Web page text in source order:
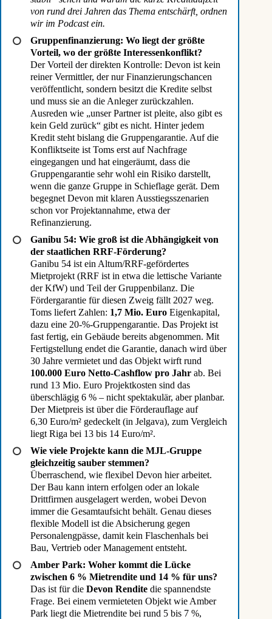
von rund drei Jahren das Thema entschärft, ordnen
wir im Podcast ein.
Gruppenfinanzierung: Wo liegt der größte
Vorteil, wo der größte Interessenkonflikt?
Der Vorteil der direkten Kontrolle: Devon ist kein
reiner Vermittler, der nur Finanzierungschancen
veröffentlicht, sondern besitzt die Kredite selbst
und muss sie an die Anleger zurückzahlen.
Ausreden wie „unser Partner ist pleite, also gibt es
kein Geld zurück“ gibt es nicht. Hinter jedem
Kredit steht bislang die Gruppengarantie. Auf die
Konfliktseite ist Toms erst auf Nachfrage
eingegangen und hat eingeräumt, dass die
Gruppengarantie sehr wohl ein Risiko darstellt,
wenn die ganze Gruppe in Schieflage gerät. Dem
begegnet Devon mit klaren Ausstiegsszenarien
schon vor Projektannahme, etwa der
Refinanzierung.
Ganibu 54: Wie groß ist die Abhängigkeit von
der staatlichen RRF-Förderung?
Ganibu 54 ist ein Altum/RRF-gefördertes
Mietprojekt (RRF ist in etwa die lettische Variante
der KfW) und Teil der Gruppenbilanz. Die
Fördergarantie für diesen Zweig fällt 2027 weg.
Toms liefert Zahlen: 1,7 Mio. Euro Eigenkapital,
dazu eine 20-%-Gruppengarantie. Das Projekt ist
fast fertig, ein Gebäude bereits abgenommen. Mit
Fertigstellung endet die Garantie, danach wird über
30 Jahre vermietet und das Objekt wirft rund
100.000 Euro Netto-Cashflow pro Jahr ab. Bei
rund 13 Mio. Euro Projektkosten sind das
überschlägig 6 % – nicht spektakulär, aber planbar.
Der Mietpreis ist über die Förderauflage auf
6,30 Euro/m² gedeckelt (in Jelgava), zum Vergleich
liegt Riga bei 13 bis 14 Euro/m².
Wie viele Projekte kann die MJL-Gruppe
gleichzeitig sauber stemmen?
Überraschend, wie flexibel Devon hier arbeitet.
Der Bau kann intern erfolgen oder an lokale
Drittfirmen ausgelagert werden, wobei Devon
immer die Gesamtaufsicht behält. Genau dieses
flexible Modell ist die Absicherung gegen
Personalengpässe, damit kein Flaschenhals bei
Bau, Vertrieb oder Management entsteht.
Amber Park: Woher kommt die Lücke
zwischen 6 % Mietrendite und 14 % für uns?
Das ist für die Devon Rendite die spannendste
Frage. Bei einem vermieteten Objekt wie Amber
Park liegt die Mietrendite bei rund 5 bis 7 %,